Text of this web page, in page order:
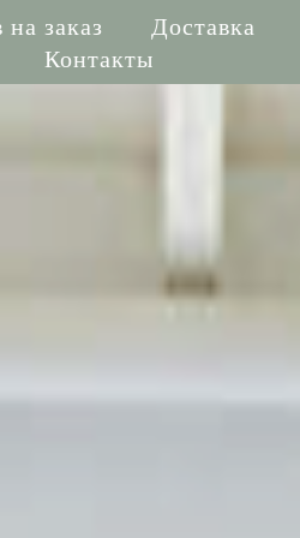
на заказ Доставка
Контакты
заказ Доставка
Контакты